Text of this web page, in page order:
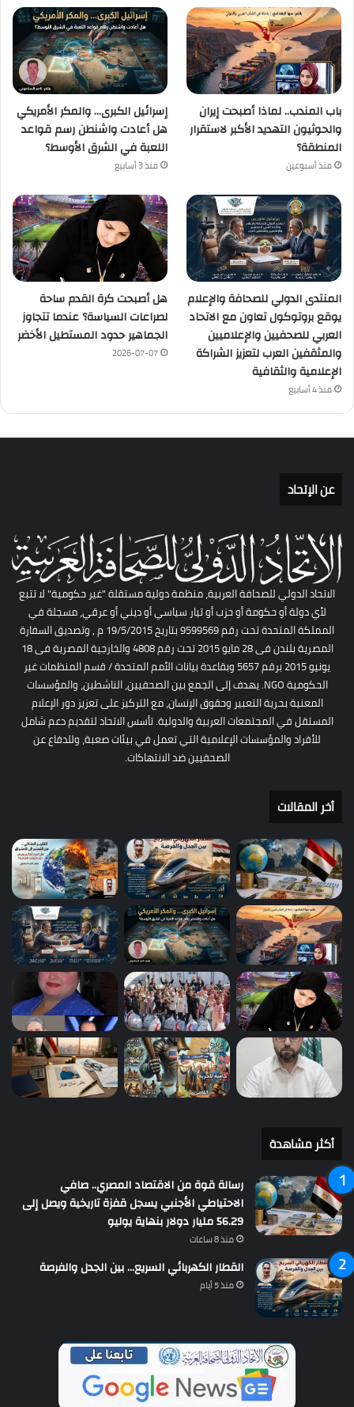
باب المندب.. لماذا أصبحت إيران
والحوثيون التهديد الأكبر لاستقرار
المنطقة؟
منذ أسبوعين
إسرائيل الكبرى… والمكر الأمريكي
هل أعادت واشنطن رسم قواعد
اللعبة في الشرق الأوسط؟
منذ 3 أسابيع
المنتدى الدولي للصحافة والإعلام
يوقع بروتوكول تعاون مع الاتحاد
العربي للصحفيين والإعلاميين
والمثقفين العرب لتعزيز الشراكة
الإعلامية والثقافية
منذ 4 أسابيع
هل أصبحت كرة القدم ساحة
لصراعات السياسة؟ عندما تتجاوز
الجماهير حدود المستطيل الأخضر
2026-07-07
عن الإتحاد
الاتحاد الدولي للصحافة العربية، منظمة دولية مستقلة "غير حكومية" لا تتبع
لأي دولة أو حكومة أو حزب أو تيار سياسي أو ديني أو عرقي، مسجلة في
المملكة المتحدة تحت رقم 9599569 بتاريخ 19/5/2015 م , وتصديق السفارة
المصرية بلندن فى 28 مايو 2015 تحت رقم 4808 والخارجية المصرية فى 18
يونيو 2015 برقم 5657 وبقاعدة بيانات الأمم المتحدة / قسم المنظمات غير
الحكومية NGO. يهدف إلى الجمع بين الصحفيين، الناشطين، والمؤسسات
المعنية بحرية التعبير وحقوق الإنسان، مع التركيز على تعزيز دور الإعلام
المستقل في المجتمعات العربية والدولية. تأسس الاتحاد لتقديم دعم شامل
للأفراد والمؤسسات الإعلامية التي تعمل في بيئات صعبة، وللدفاع عن
الصحفيين ضد الانتهاكات.
أخر المقالات
أكثر مشاهدة
رسالة قوة من الاقتصاد المصري.. صافي
الاحتياطي الأجنبي يسجل قفزة تاريخية ويصل إلى
56.29 مليار دولار بنهاية يوليو
منذ 8 ساعات
القطار الكهربائي السريع… بين الجدل والفرصة
منذ 5 أيام